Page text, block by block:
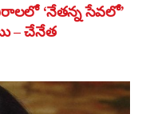
‘నేతన్న సేవలో’
– చేనేత